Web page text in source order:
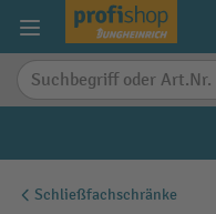
springen
Schließfachschränke